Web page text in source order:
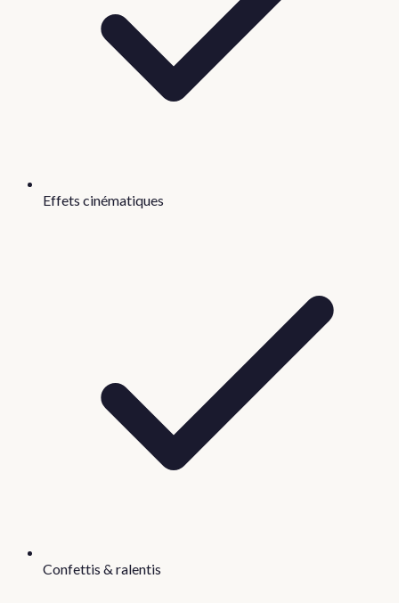
Effets cinématiques
Confettis & ralentis